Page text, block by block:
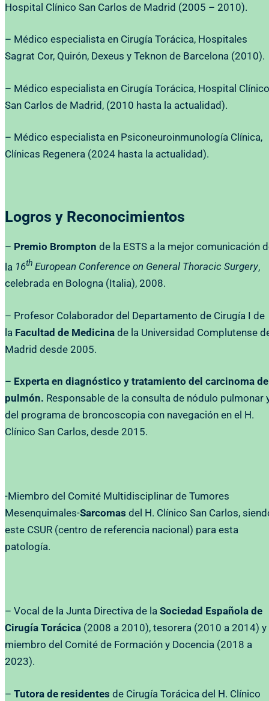
Hospital Clínico San Carlos de Madrid (2005 – 2010).
– Médico especialista en Cirugía Torácica, Hospitales
Sagrat Cor, Quirón, Dexeus y Teknon de Barcelona (2010).
– Médico especialista en Cirugía Torácica, Hospital Clínico
San Carlos de Madrid, (2010 hasta la actualidad).
– Médico especialista en Psiconeuroinmunología Clínica,
Clínicas Regenera (2024 hasta la actualidad).
Logros y Reconocimientos
– Premio Brompton de la ESTS a la mejor comunicación
la 16th European Conference on General Thoracic Surgery,
celebrada en Bologna (Italia), 2008.
– Profesor Colaborador del Departamento de Cirugía I de
la Facultad de Medicina de la Universidad Complutense
Madrid desde 2005.
– Experta en diagnóstico y tratamiento del carcinoma de
pulmón. Responsable de la consulta de nódulo pulmonar
del programa de broncoscopia con navegación en el H.
Clínico San Carlos, desde 2015.
-Miembro del Comité Multidisciplinar de Tumores
Mesenquimales-Sarcomas del H. Clínico San Carlos,
este CSUR (centro de referencia nacional) para esta
patología.
– Vocal de la Junta Directiva de la Sociedad Española de
Cirugía Torácica (2008 a 2010), tesorera (2010 a 2014) y
miembro del Comité de Formación y Docencia (2018 a
2023).
– Tutora de residentes de Cirugía Torácica del H. Clínico